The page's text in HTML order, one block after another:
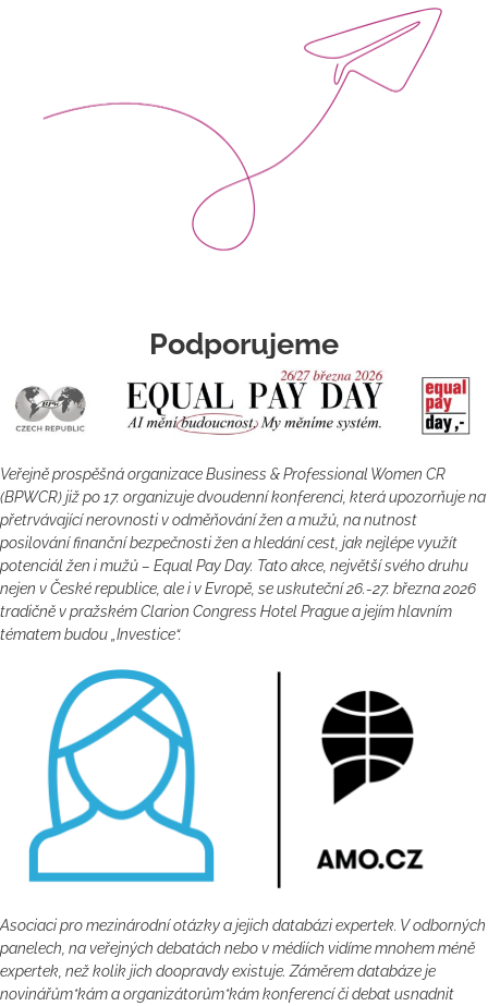
Podporujeme
Veřejně prospěšná organizace Business & Professional Women CR
(BPWCR) již po 17. organizuje dvoudenní konferenci, která upozorňuje na
přetrvávající nerovnosti v odměňování žen a mužů, na nutnost
posilování finanční bezpečnosti žen a hledání cest, jak nejlépe využít
potenciál žen i mužů – Equal Pay Day. Tato akce, největší svého druhu
nejen v České republice, ale i v Evropě, se uskuteční 26.-27. března 2026
tradičně v pražském Clarion Congress Hotel Prague a jejím hlavním
tématem budou „Investice“.
Asociaci pro mezinárodní otázky a jejich databázi expertek. V odborných
panelech, na veřejných debatách nebo v médiích vidíme mnohem méně
expertek, než kolik jich doopravdy existuje. Záměrem databáze je
novinářům*kám a organizátorům*kám konferencí či debat usnadnit